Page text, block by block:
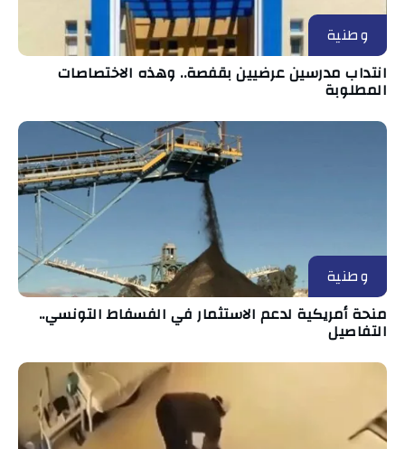
وطنية
انتداب مدرسين عرضيين بقفصة.. وهذه الاختصاصات
المطلوبة
وطنية
منحة أمريكية لدعم الاستثمار في الفسفاط التونسي..
التفاصيل